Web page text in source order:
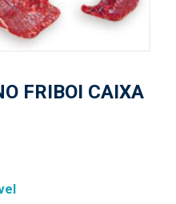
FRIBOI CAIXA